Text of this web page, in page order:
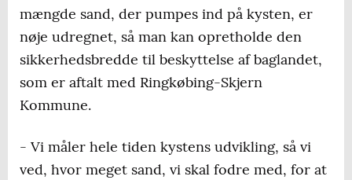
mængde sand, der pumpes ind på kysten, er
nøje udregnet, så man kan opretholde den
sikkerhedsbredde til beskyttelse af baglandet,
som er aftalt med Ringkøbing-Skjern
Kommune.
- Vi måler hele tiden kystens udvikling, så vi
ved, hvor meget sand, vi skal fodre med, for at